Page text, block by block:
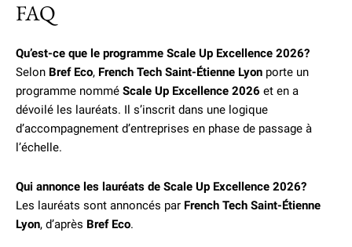
FAQ
Qu’est-ce que le programme Scale Up Excellence 2026?
Selon Bref Eco, French Tech Saint-Étienne Lyon porte un
programme nommé Scale Up Excellence 2026 et en a
dévoilé les lauréats. Il s’inscrit dans une logique
d’accompagnement d’entreprises en phase de passage à
l’échelle.
Qui annonce les lauréats de Scale Up Excellence 2026?
Les lauréats sont annoncés par French Tech Saint-Étienne
Lyon, d’après Bref Eco.